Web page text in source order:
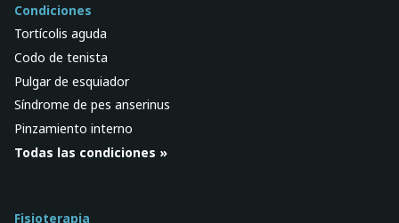
Condiciones
Tortícolis aguda
Codo de tenista
Pulgar de esquiador
Síndrome de pes anserinus
Pinzamiento interno
Todas las condiciones »
Fisioterapia